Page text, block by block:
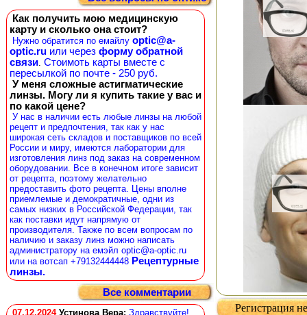
Как получить мою медицинскую
карту и сколько она стоит?
Нужно обратится по емайлу optic@a-
optic.ru или через форму обратной
связи. Стоимоть карты вместе с
пересылкой по почте - 250 руб.
У меня сложные астигматические
линзы. Могу ли я купить такие у вас и
по какой цене?
У нас в наличии есть любые линзы на любой
рецепт и предпочтения, так как у нас
широкая сеть складов и поставщиков по всей
России и миру, имеются лаборатории для
изготовления линз под заказ на современном
оборудовании. Все в конечном итоге зависит
от рецепта, поэтому желательно
предоставить фото рецепта. Цены вполне
приемлемые и демократичные, одни из
самых низких в Российской Федерации, так
как поставки идут напрямую от
производителя. Также по всем вопросам по
наличию и заказу линз можно написать
администратору на емэйл optic@a-optic.ru
или на вотсап +79132444448 Рецептурные
линзы.
Все комментарии
07.12.2024 Устинова Вера: Здравствуйте! Регистрация